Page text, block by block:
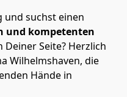
und suchst einen
und kompetenten
Deiner Seite? Herzlich
Wilhelmshaven, die
Hände in